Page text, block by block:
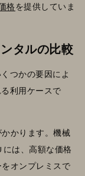
格を提供していま
タルの比較
つかの要因によ
利用ケースで
かります。機械
には、高額な価格
オンプレミスで